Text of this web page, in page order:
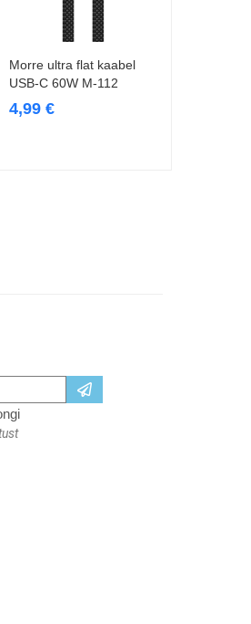
Lisa korvi
Morre ultra flat kaabel
USB-C 60W M-112
4,99 €